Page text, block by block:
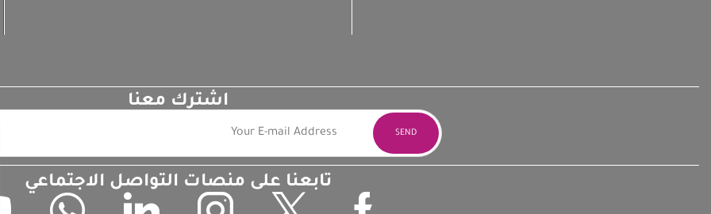
اشترك معنا
تابعنا على منصات التواصل الاجتماعي